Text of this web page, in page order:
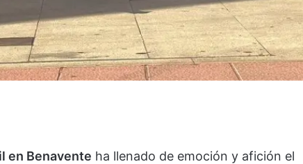
en Benavente ha llenado de emoción y afición el